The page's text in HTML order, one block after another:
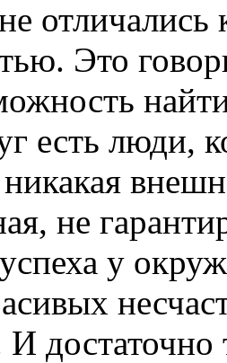
отличались
Это
есть люди,
не
у
достаточно